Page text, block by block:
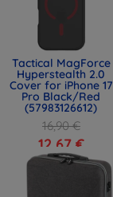
Tactical MagForce
Hyperstealth 2.0
Cover for iPhone 17
Pro Black/Red
(57983126612)
16,90 €
12,67 €